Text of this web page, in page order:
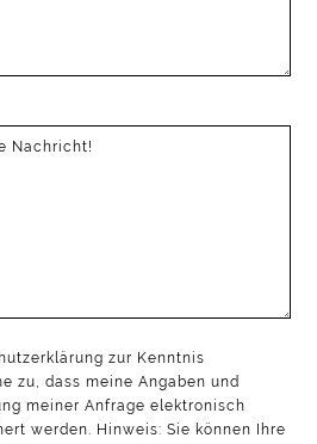
zur Kenntnis
zu, dass meine Angaben und
meiner Anfrage elektronisch
werden. Hinweis: Sie können Ihre